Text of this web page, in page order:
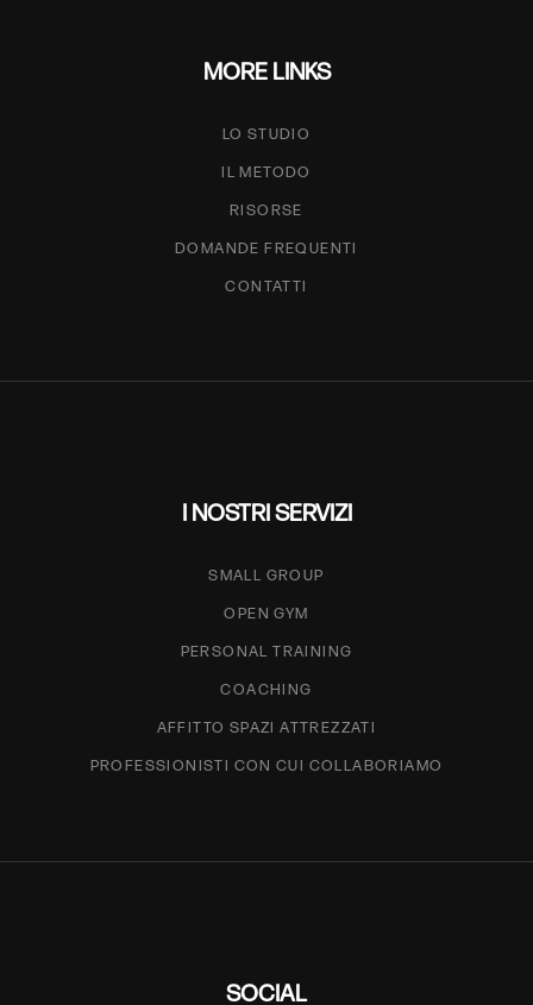
MORE LINKS
LO STUDIO
IL METODO
RISORSE
DOMANDE FREQUENTI
CONTATTI
I NOSTRI SERVIZI
SMALL GROUP
OPEN GYM
PERSONAL TRAINING
COACHING
AFFITTO SPAZI ATTREZZATI
PROFESSIONISTI CON CUI COLLABORIAMO
SOCIAL